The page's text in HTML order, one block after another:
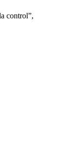
control”,